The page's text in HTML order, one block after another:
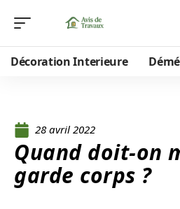
Décoration Interieure
28 avril 2022
Quand doit-on
garde corps ?